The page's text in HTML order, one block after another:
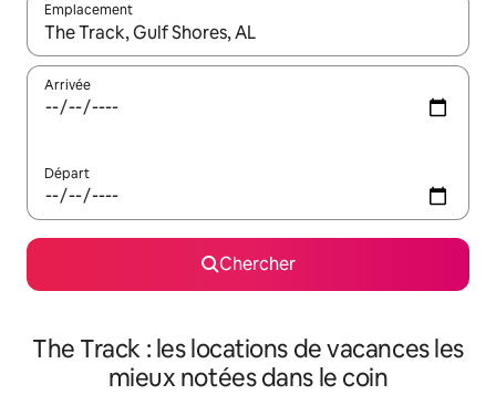
Emplacement
Quand les résultats sont affichés, parcourez-les en utilisant
Arrivée
Départ
Chercher
The Track : les locations de vacances les
mieux notées dans le coin